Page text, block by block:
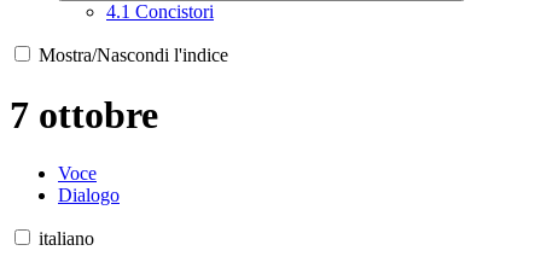
4.1 Concistori
Mostra/Nascondi l'indice
7 ottobre
Voce
Dialogo
italiano